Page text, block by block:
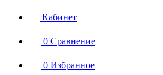
Кабинет
0 Сравнение
0 Избранное